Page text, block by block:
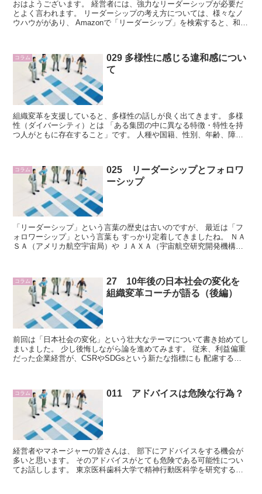
おはようございます。 経営者には、強力なリーダーシップが必要だ
とよく言われます。 リーダーシップの考え方については、様々なノ
ウハウががあり、 Amazonで「リーダーシップ」を検索すると、和書
コラム
029 多様性に感じる違和感につい
て
組織変革を支援していると、多様性の話しが良く出てきます。 多様
性（ダイバーシティ）とは 「ある集団の中に異なる特徴・特性を持
つ人がともに存在すること」です。 人種や国籍、性別、年齢、障が
コラム
025 リーダーシップとフォロワ
ーシップ
「リーダーシップ」という言葉の歴史は古いのですが、 最近は「フ
ォロワーシップ」という言葉も すっかり定着してきましたね。 ＮＡ
ＳＡ（アメリカ航空宇宙局）や ＪＡＸＡ（宇宙航空研究開発機構）
コラム
27 10年後の日本社会の変化を
組織変革コーチが語る（後編）
前回は「日本社会の変化」という壮大なテーマについて書き始めてし
まいました。 少し後悔しながら論を進めてみます。 従来、利益偏重
だった企業経営が、CSRやSDGsという新たな指標にも 配慮するこ
コラム 011 アドバイスは危険な行為？
経営者やマネージャーの皆さんは、 部下にアドバイスをする機会が
多いと思います。 そのアドバイスがとても危険である可能性につい
てお話しします。 東京医科歯科大学で精神行動医科学を研究する高